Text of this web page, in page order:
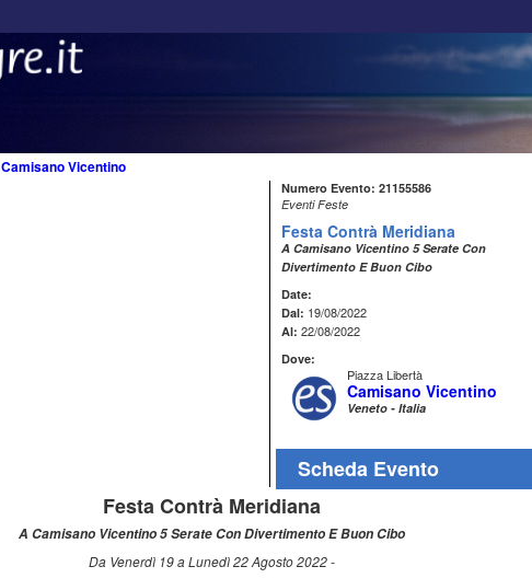
Camisano Vicentino
Numero Evento: 21155586
Eventi Feste
Festa Contrà Meridiana
A Camisano Vicentino 5 Serate Con
Divertimento E Buon Cibo
Date:
Dal: 19/08/2022
Al: 22/08/2022
Dove:
Piazza Libertà
Camisano Vicentino
Veneto - Italia
Scheda Evento
Festa Contrà Meridiana
A Camisano Vicentino 5 Serate Con Divertimento E Buon Cibo
Da Venerdì 19 a Lunedì 22 Agosto 2022 -